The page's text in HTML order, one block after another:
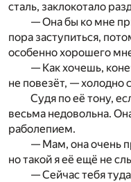
сталь, заклокотало
— Она бы ко мне
пора заступиться,
особенно хорошего
— Как хочешь,
не повезёт, — холодно
Судя по её тону,
весьма недовольна.
раболепием.
— Мам, она очень
но такой я её ещё не
— Сейчас тебя